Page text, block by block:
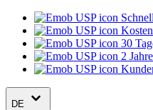
30
2
DE